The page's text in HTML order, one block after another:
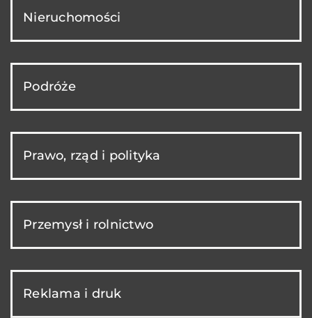
Nieruchomości
Podróże
Prawo, rząd i polityka
Przemysł i rolnictwo
Reklama i druk